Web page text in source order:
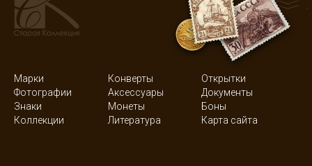
Марки Конверты
Открытки
Фотографии
Аксессуары
Документы
Знаки
Монеты
Боны
Коллекции
Литература Карта сайта